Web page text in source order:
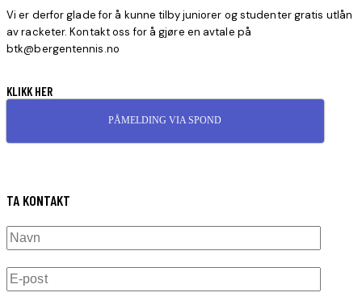
Vi er derfor glade for å kunne tilby juniorer og studenter gratis utlån
av racketer. Kontakt oss for å gjøre en avtale på
btk@bergentennis.no
KLIKK HER
PÅMELDING VIA SPOND
TA KONTAKT